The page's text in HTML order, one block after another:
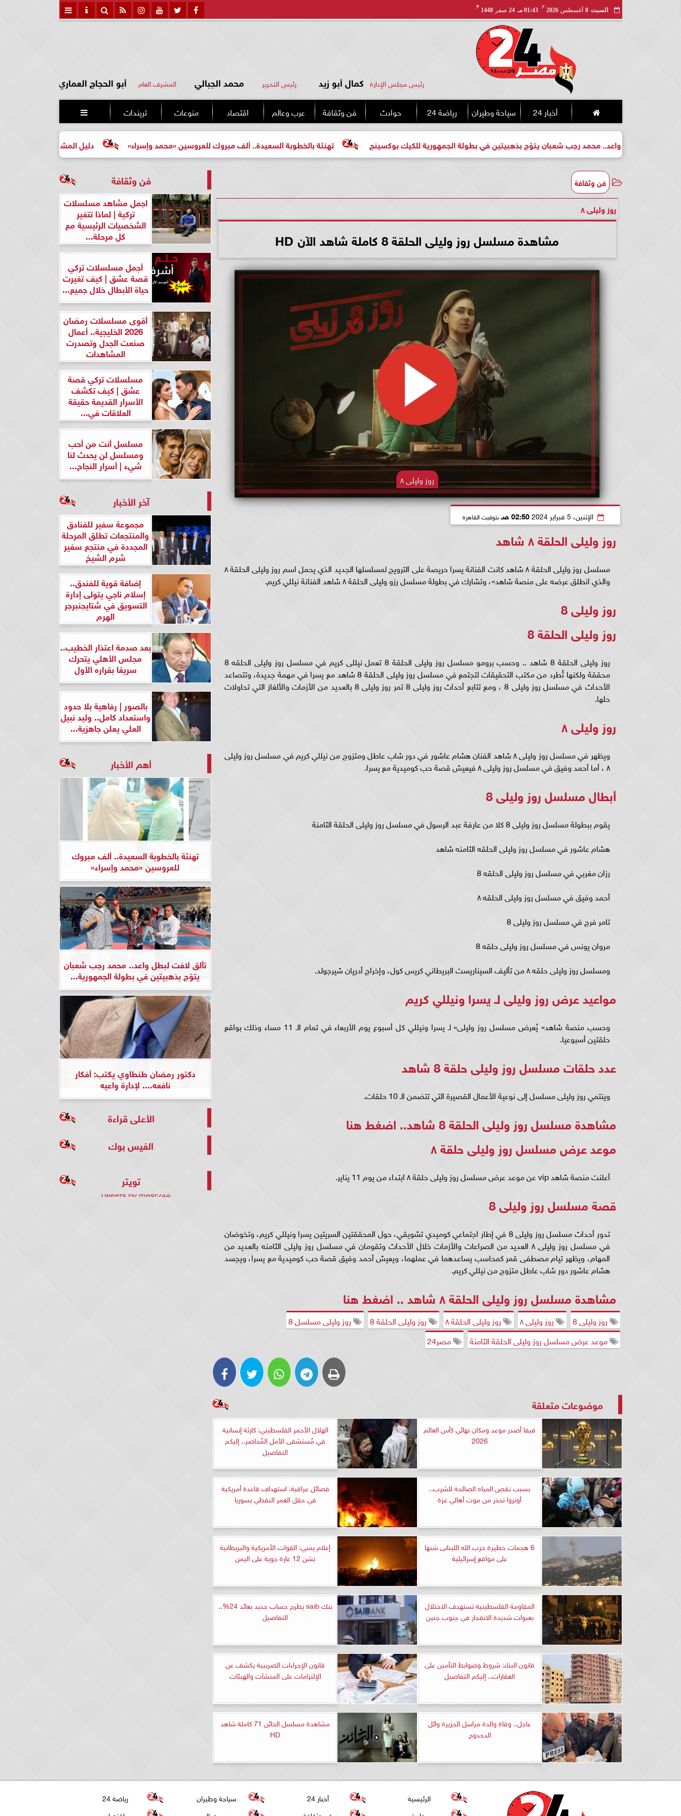
السبت 8 أغسطس 2026
مـ
01:43 مـ 24 صفر 1448
هـ
رئيس مجلس الإدارة كمال أبو زيد رئيس التحرير محمد الجبالي المشرف العام أبو الحجاج العماري
أخبار 24 سياحة وطيران رياضة 24 حوادث فن وثقافة عرب وعالم اقتصاد منوعات تريندات 
دليل المشتري لأول مرة لاختيار مشروع تهنئة بالخطوبة السعيدة.. ألف مبروك للعروسين «محمد وإسراء» واعد.. محمد رجب شعبان يتوّج بذهبيتين في بطولة الجمهورية للكيك بوكسينج
فن وثقافة
روز وليلى ٨
مشاهدة مسلسل روز وليلى الحلقة 8 كاملة شاهد الآن HD
روز وليلى ٨
الإثنين، 5 فبراير 2024 02:50 صـ بتوقيت القاهرة
روز وليلى الحلقة ٨ شاهد
مسلسل روز وليلى الحلقة ٨ شاهد كانت الفنانة يسرا حريصة على الترويج لمسلسلها الجديد الذي يحمل اسم روز وليلى الحلقة ٨
والذي انطلق عرضه على منصة شاهد»، وتشارك في بطولة مسلسل رزو وليلى الحلقة ٨ شاهد الفنانة نيللي كريم.
روز وليلى 8
روز وليلى الحلقة 8
روز وليلى الحلقة 8 شاهد .. وحسب برومو مسلسل روز وليلى الحلقة 8 تعمل نيللى كريم في مسلسل روز وليلى الحلقه 8
محققة ولكنها تُطرد من مكتب التحقيقات لتجتمع في مسلسل روز وليلى الحلقة 8 شاهد مع يسرا في مهمة جديدة، وتتصاعد
الأحداث في مسلسل روز وليلى 8 ، ومع تتابع أحداث روز وليلى 8 تمر روز وليلى 8 بالعديد من الأزمات والألغاز التي تحاولات
حلها.
روز وليلى ٨
ويظهر في مسلسل روز وليلى ٨ شاهد الفنان هشام عاشور في دور شاب عاطل ومتزوج من نيللي كريم في مسلسل روز وليلى
٨ ، أما أحمد وفيق في مسلسل روز وليلى ٨ فيعيش قصة حب كوميدية مع يسرا.
أبطال مسلسل روز وليلى 8
يقوم ببطولة مسلسل روز وليلى 8 كلا من عارفة عبد الرسول في مسلسل روز وليلى الحلقة الثامنة
هشام عاشور في مسلسل روز وليلى الحلقه الثامنه شاهد
رزان مغربي في مسلسل روز وليلى الحلقه 8
أحمد وفيق في مسلسل روز وليلى الحلقه ٨
تامر فرج في مسلسل روز وليلى 8
مروان يونس في مسلسل روز وليلى حلقه 8
ومسلسل روز وليلى حلقه ٨ من تأليف السيناريست البريطاني كريس كول، وإخراج أدريان شيرجولد.
مواعيد عرض روز وليلى لـ يسرا ونيللي كريم
وحسب منصة شاهد» يُعرض مسلسل روز وليلى» لـ يسرا ونيللي كل أسبوع يوم الأربعاء في تمام الـ 11 مساء وذلك بواقع
حلقتين أسبوعيا.
عدد حلقات مسلسل روز وليلى حلقة 8 شاهد
وينتمي روز وليلى مسلسل إلى نوعية الأعمال القصيرة التي تتضمن الـ 10 حلقات.
مشاهدة مسلسل روز وليلى الحلقة 8 شاهد..
اضغط هنا
موعد عرض مسلسل روز وليلى حلقة ٨
أعلنت منصة شاهد vip عن موعد عرض مسلسل روز وليلى حلقة ٨ ابتداء من يوم 11 يناير.
قصة مسلسل روز وليلى 8
تدور أحداث مسلسل روز وليلى 8 في إطار اجتماعي كوميدي تشويقي، حول المحققتين السريتين يسرا ونيللي كريم، وتخوضان
في مسلسل روز وليلى ٨ العديد من الصراعات والأزمات خلال الأحداث وتقومان في مسلسل روز وليلى الثامنه بالعديد من
المهام، ويظهر تيام مصطفى قمر كمحاسب يساعدهما في عملهما، ويعيش أحمد وفيق قصة حب كوميدية مع يسرا، ويجسد
هشام عاشور دور شاب عاطل متزوج من نيللي كريم.
مشاهدة مسلسل روز وليلى الحلقة ٨ شاهد .. اضغط هنا
روز وليلى 8 روز وليلى ٨ روز وليلى الحلقة ٨ روز وليلى الحلقة 8
روز وليلى مسلسل 8
موعد عرض مسلسل روز وليلى الحلقة الثامنة
مصر24
موضوعات متعلقة
فيفا أصدر موعد ومكان نهائي كأس العالم
2026
الهلال الأحمر الفلسطيني: كارثة إنسانية
في مُستشفى الأمل المُحاصر.. إليكم
التفاصيل
بسبب نقص المياه الصالحة للشرب..
أونروا تحذر من موت أهالي غزة
فصائل عراقية: استهداف قاعدة أمريكية
في حقل العمر النفطي بسوريا
6 هجمات خطيرة حزب الله اللبنانى شنها
على مواقع إسرائيلية
إعلام يمني: القوات الأمريكية والبريطانية
تشن 12 غارة جوية على اليمن
المقاومة الفلسطينية تستهدف الاحتلال
بعبوات شديدة الانفجار في جنوب جنين
بنك saib يطرح حساب جديد بعائد 24%..
التفاصيل
قانون البناء: شروط وضوابط التأمين على
العقارات.. إليكم التفاصيل
قانون الإجراءات الضريبية يكشف عن
الإلتزامات على المنشآت والهيئات
عاجل.. وفاة والدة مراسل الجزيرة وائل
الدحدوح
مشاهدة مسلسل الخائن 71 كاملة شاهد
HD
فن وثقافة
اجمل مشاهد مسلسلات
تركية | لماذا تتغير
الشخصيات الرئيسية مع
كل مرحلة...
أجمل مسلسلات تركي
قصة عشق | كيف تغيرت
حياة الأبطال خلال جميع...
أقوى مسلسلات رمضان
2026 الخليجية.. أعمال
صنعت الجدل وتصدرت
المشاهدات
مسلسلات تركي قصة
عشق | كيف تكشف
الأسرار القديمة حقيقة
العلاقات في...
مسلسل أنت من أحب
ومسلسل لن يحدث لنا
شيء | أسرار النجاح...
آخر الأخبار
مجموعة سفير للفنادق
والمنتجعات تطلق المرحلة
المجددة في منتجع سفير
شرم الشيخ
إضافة قوية للفندق..
إسلام ناجي يتولى إدارة
التسويق في شتايجنبرجر
الهرم
بعد صدمة اعتذار الخطيب..
مجلس الأهلي يتحرك
سريعًا بقراره الأول
بالصور | رفاهية بلا حدود
واستعداد كامل.. وليد نبيل
العلي يعلن جاهزية...
أهم الأخبار
تهنئة بالخطوبة السعيدة.. ألف مبروك
للعروسين «محمد وإسراء»
تألق لافت لبطل واعد.. محمد رجب شعبان
يتوّج بذهبيتين في بطولة الجمهورية...
دكتور رمضان طنطاوي يكتب: أفكار
نافعه.... لإدارة واعيه
الأعلى قراءة
الفيس بوك
تويتر
Tweets by mesr244
الرئيسية أخبار 24 سياحة وطيران
رياضة 24